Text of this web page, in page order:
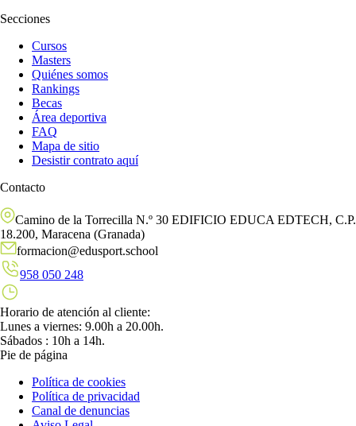
Secciones
Cursos
Masters
Quiénes somos
Rankings
Becas
Área deportiva
FAQ
Mapa de sitio
Desistir contrato aquí
Contacto
Camino de la Torrecilla N.º 30 EDIFICIO EDUCA EDTECH, C.P.
18.200, Maracena (Granada)
formacion@edusport.school
958 050 248
Horario de atención al cliente:
Lunes a viernes: 9.00h a 20.00h.
Sábados : 10h a 14h.
Pie de página
Política de cookies
Política de privacidad
Canal de denuncias